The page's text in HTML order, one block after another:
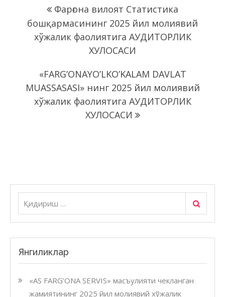
записям
Фарғона вилоят Статистика
бошқармасининг 2025 йил молиявий
хўжалик фаолиятига АУДИТОРЛИК
ХУЛОСАСИ
«FARG’ONAYO’LKO’KALAM DAVLAT
MUASSASASI» нинг 2025 йил молиявий
хўжалик фаолиятига АУДИТОРЛИК
ХУЛОСАСИ
Янгиликлар
«AS FARG’ONA SERVIS» масъулияти чекланган
жамиятининг 2025 йил молиявий хўжалик